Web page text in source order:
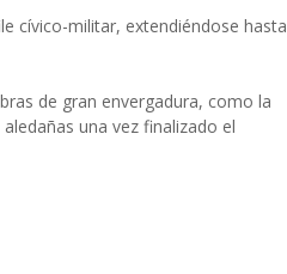
cívico-militar, extendiéndose hasta
de gran envergadura, como la
una vez finalizado el